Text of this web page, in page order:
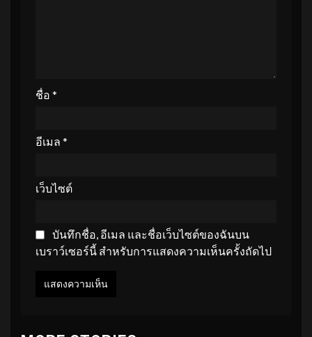
ชื่อ *
อีเมล *
เว็บไซต์
บันทึกชื่อ, อีเมล และชื่อเว็บไซต์ของฉันบน
เบราว์เซอร์นี้ สำหรับการแสดงความเห็นครั้งถัดไป